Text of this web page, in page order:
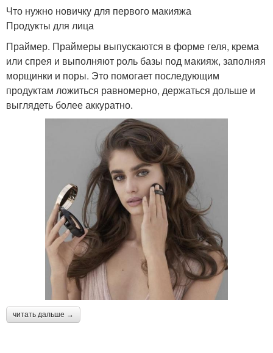
Что нужно новичку для первого макияжа
Продукты для лица
Праймер. Праймеры выпускаются в форме геля, крема
или спрея и выполняют роль базы под макияж, заполняя
морщинки и поры. Это помогает последующим
продуктам ложиться равномерно, держаться дольше и
выглядеть более аккуратно.
читать дальше →